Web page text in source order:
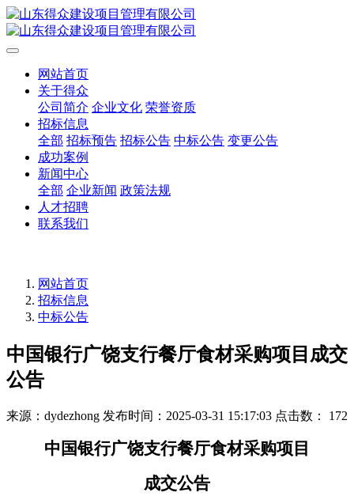
网站首页
关于得众
公司简介 企业文化 荣誉资质
招标信息
全部 招标预告 招标公告 中标公告 变更公告
成功案例
新闻中心
全部 企业新闻 政策法规
人才招聘
联系我们
网站首页
招标信息
中标公告
中国银行广饶支行餐厅食材采购项目成交
公告
来源：dydezhong 发布时间：2025-03-31 15:17:03 点击数： 172
中国银行广饶支行餐厅食材采购项目
成交公告